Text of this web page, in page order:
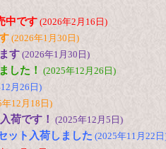
中です (2026年2月16日)
(2026年1月30日)
す (2026年1月30日)
した！ (2025年12月26日)
月26日)
12月18日)
荷です！ (2025年12月5日)
ット入荷しました (2025年11月22日